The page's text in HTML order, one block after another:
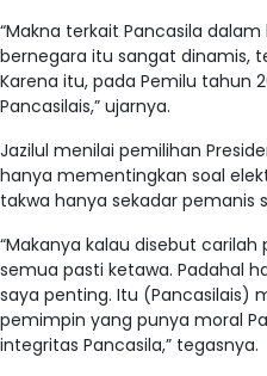
“Makna terkait Pancasila
bernegara itu sangat dinamis,
Karena itu, pada Pemilu tahun
Pancasilais,” ujarnya.
Jazilul menilai pemilihan
hanya mementingkan soal
takwa hanya sekadar pemanis
“Makanya kalau disebut
semua pasti ketawa. Padahal
saya penting. Itu (Pancasilais)
pemimpin yang punya moral
integritas Pancasila,” tegasnya.